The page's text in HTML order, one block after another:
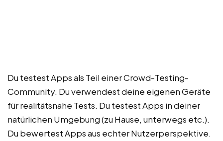
Du testest Apps als Teil einer Crowd-Testing-
Community. Du verwendest deine eigenen Geräte
für realitätsnahe Tests. Du testest Apps in deiner
natürlichen Umgebung (zu Hause, unterwegs etc.).
Du bewertest Apps aus echter Nutzerperspektive.